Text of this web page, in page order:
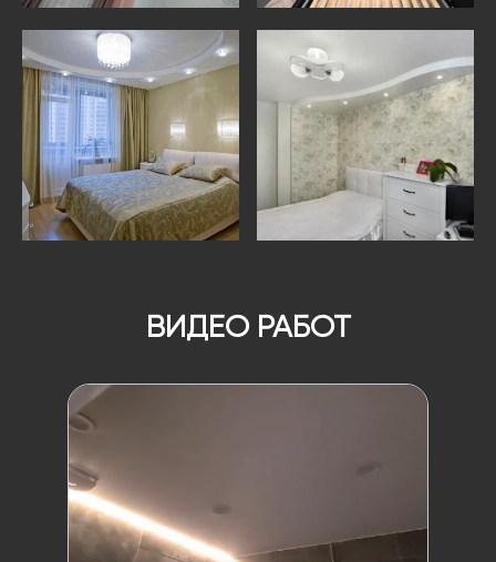
ВИДЕО РАБОТ